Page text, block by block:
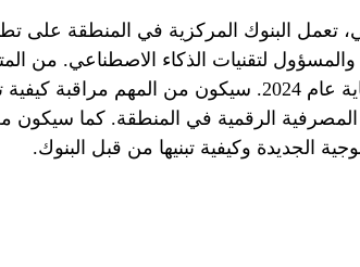
تعمل البنوك المركزية في المنطقة على
والمسؤول لتقنيات الذكاء الاصطناعي. من
اللوائح بحلول نهاية عام 2024. سيكون من المهم
الرقمية في المنطقة. كما سيكون
الجديدة وكيفية تبنيها من قبل البنوك.